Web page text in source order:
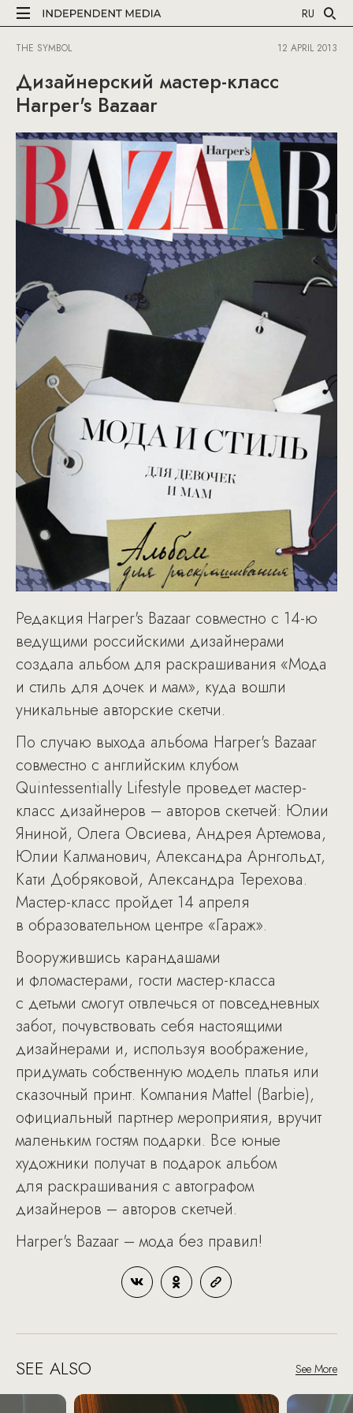
RU
THE SYMBOL 12 APRIL 2013
Дизайнерский мастер-класс
Harper's Bazaar
Редакция Harper's Bazaar совместно с 14-ю
ведущими российскими дизайнерами
создала альбом для раскрашивания «Мода
и стиль для дочек и мам», куда вошли
уникальные авторские скетчи.
По случаю выхода альбома Harper's Bazaar
совместно с английским клубом
Quintessentially Lifestyle проведет мастер-
класс дизайнеров – авторов скетчей: Юлии
Яниной, Олега Овсиева, Андрея Артемова,
Юлии Калманович, Александра Арнгольдт,
Кати Добряковой, Александра Терехова.
Мастер-класс пройдет 14 апреля
в образовательном центре «Гараж».
Вооружившись карандашами
и фломастерами, гости мастер-класса
с детьми смогут отвлечься от повседневных
забот, почувствовать себя настоящими
дизайнерами и, используя воображение,
придумать собственную модель платья или
сказочный принт. Компания Mattel (Barbie),
официальный партнер мероприятия, вручит
маленьким гостям подарки. Все юные
художники получат в подарок альбом
для раскрашивания с автографом
дизайнеров – авторов скетчей.
Harper's Bazaar – мода без правил!
SEE ALSO See More